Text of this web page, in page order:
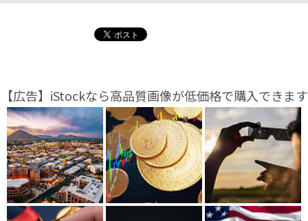
【広告】iStockなら高品質画像が低価格で購入できます